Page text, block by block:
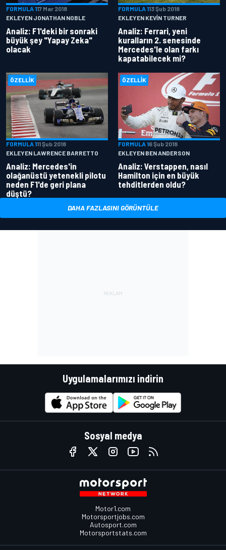
FORMULA 117 Mar 2018
EKLEYEN JONATHAN NOBLE
Analiz: F1'deki bir sonraki
büyük şey "Yapay Zeka"
olacak
FORMULA 113 Şub 2018
EKLEYEN KEVIN TURNER
Analiz: Ferrari, yeni
kuralların 2. senesinde
Mercedes'le olan farkı
kapatabilecek mi?
ÖZELLIK
FORMULA 111 Şub 2018
EKLEYEN LAWRENCE BARRETTO
Analiz: Mercedes'in
olağanüstü yetenekli pilotu
neden F1'de geri plana
düştü?
ÖZELLIK
FORMULA 16 Şub 2018
EKLEYEN BEN ANDERSON
Analiz: Verstappen, nasıl
Hamilton için en büyük
tehditlerden oldu?
DAHA FAZLASINI GÖRÜNTÜLE
Uygulamalarımızı indirin
Sosyal medya
Motor1.com
Motorsportjobs.com
Autosport.com
Motorsportstats.com